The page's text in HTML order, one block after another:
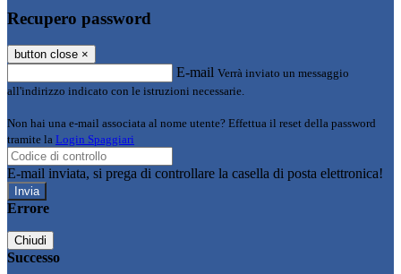
Recupero password
button close ×
E-mail Verrà inviato un messaggio
all'indirizzo indicato con le istruzioni necessarie.
Non hai una e-mail associata al nome utente? Effettua il reset della password
tramite la Login Spaggiari
E-mail inviata, si prega di controllare la casella di posta elettronica!
Errore
Chiudi
Successo